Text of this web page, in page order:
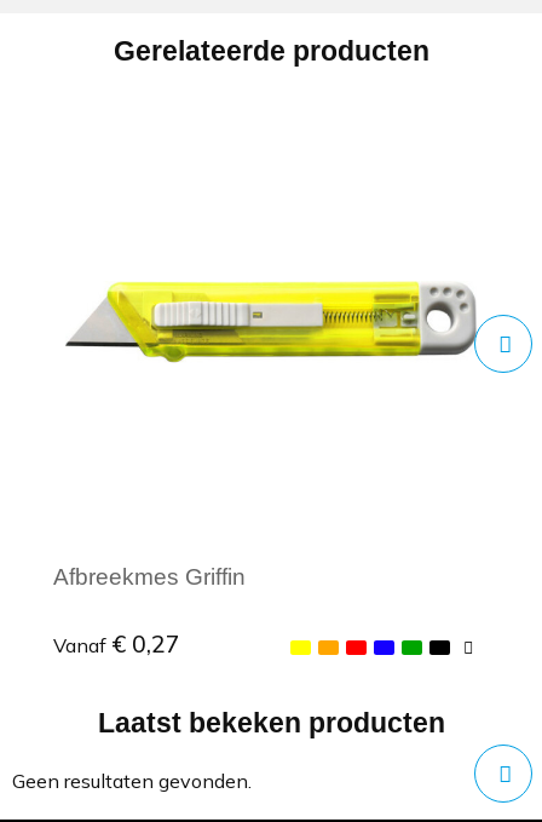
Gerelateerde producten
Afbreekmes Griffin
Vanaf € 0,27
Minimale afname: 1
Laatst bekeken producten
Geen resultaten gevonden.